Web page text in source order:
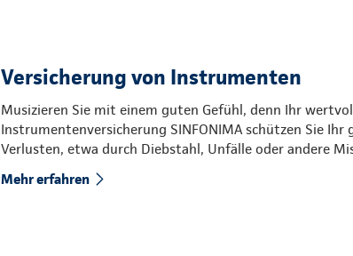
Versicherung von Instrumenten
Musizieren Sie mit einem guten Gefühl, denn Ihr
Instrumentenversicherung SINFONIMA schützen Sie
Verlusten, etwa durch Diebstahl, Unfälle oder andere
Mehr erfahren